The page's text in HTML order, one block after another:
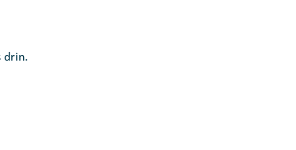
drin.